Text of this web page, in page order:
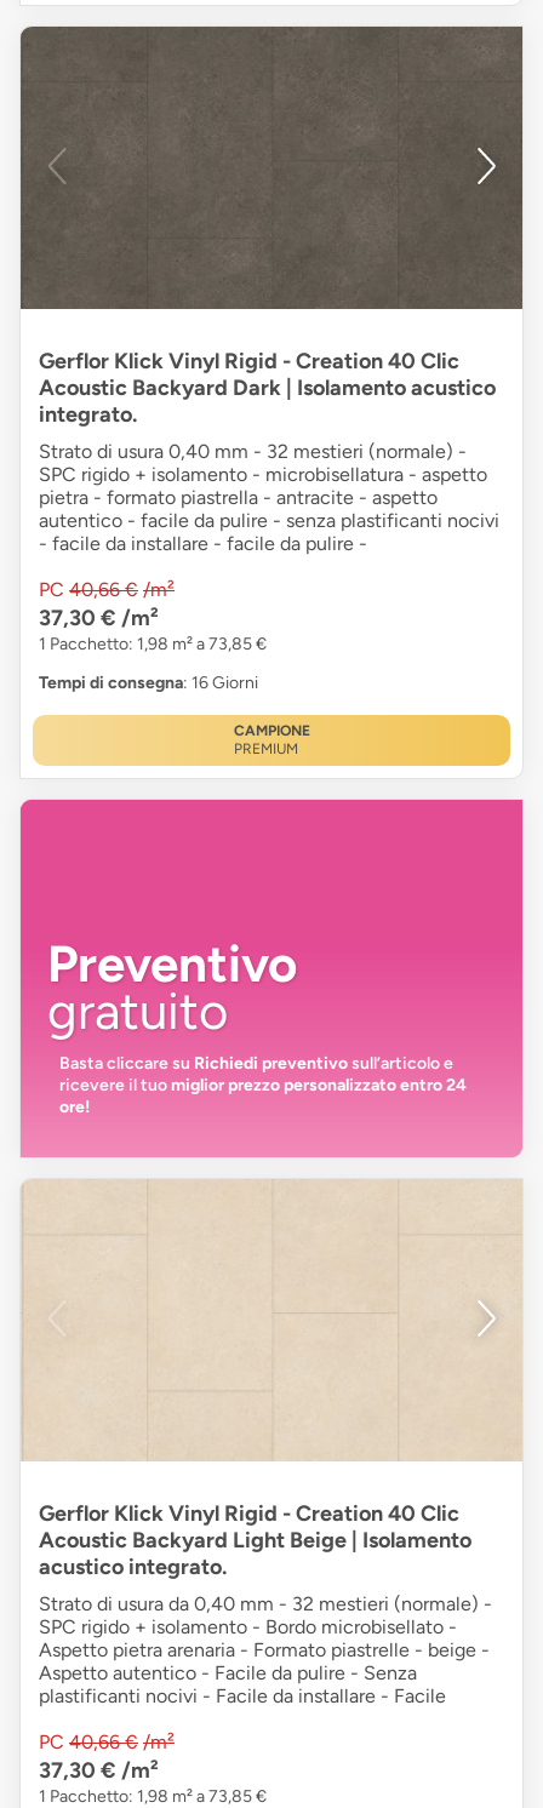
Gerflor Klick Vinyl Rigid - Creation 40 Clic
Acoustic Backyard Dark | Isolamento acustico
integrato.
Strato di usura 0,40 mm - 32 mestieri (normale) -
SPC rigido + isolamento - microbisellatura - aspetto
pietra - formato piastrella - antracite - aspetto
autentico - facile da pulire - senza plastificanti nocivi
- facile da installare - facile da pulire -
PC 40,66 € /m²
37,30 € /m²
1 Pacchetto: 1,98 m² a 73,85 €
Tempi di consegna: 16 Giorni
CAMPIONE
PREMIUM
Preventivo
gratuito
Basta cliccare su Richiedi preventivosull’articolo e
ricevere il tuomiglior prezzo personalizzato entro 24
ore!
Gerflor Klick Vinyl Rigid - Creation 40 Clic
Acoustic Backyard Light Beige | Isolamento
acustico integrato.
Strato di usura da 0,40 mm - 32 mestieri (normale) -
SPC rigido + isolamento - Bordo microbisellato -
Aspetto pietra arenaria - Formato piastrelle - beige -
Aspetto autentico - Facile da pulire - Senza
plastificanti nocivi - Facile da installare - Facile
PC 40,66 € /m²
37,30 € /m²
1 Pacchetto: 1,98 m² a 73,85 €